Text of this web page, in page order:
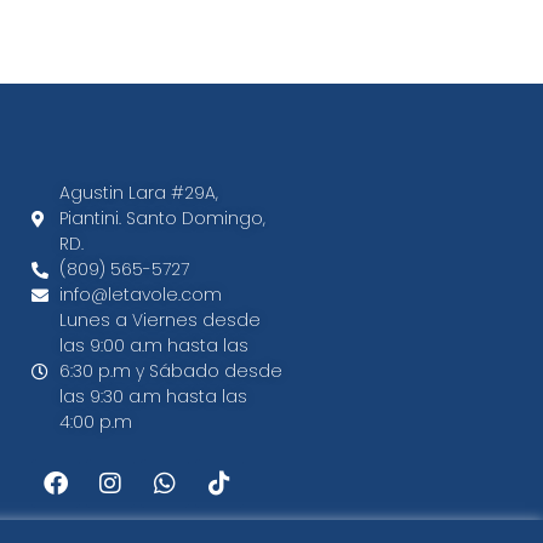
Agustin Lara #29A,
Piantini. Santo Domingo,
RD.​
(809) 565-5727
info@letavole.com
Lunes a Viernes desde
las 9:00 a.m hasta las
6:30 p.m y Sábado desde
las 9:30 a.m hasta las
4:00 p.m